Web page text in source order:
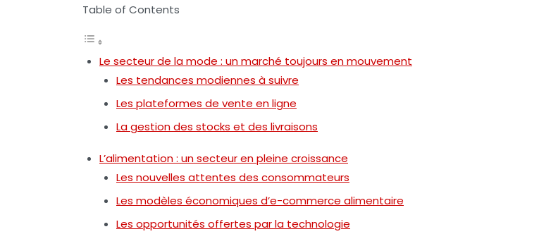
Table of Contents
Le secteur de la mode : un marché toujours en mouvement
Les tendances modiennes à suivre
Les plateformes de vente en ligne
La gestion des stocks et des livraisons
L’alimentation : un secteur en pleine croissance
Les nouvelles attentes des consommateurs
Les modèles économiques d’e-commerce alimentaire
Les opportunités offertes par la technologie